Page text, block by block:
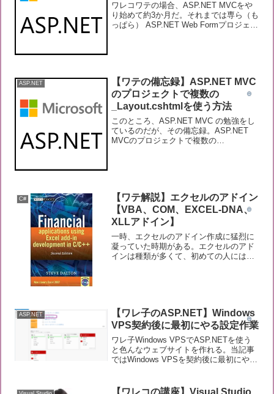
ワレコワテの場合、ASP.NET MVCをや
り始めて約3か月だ。それまでは専ら（も
っぱら） ASP.NET Web Formプロジェク
ASP.NET
【ワテの備忘録】ASP.NET MVC
のプロジェクトで複数の
_Layout.cshtmlを使う方法
このところ、ASP.NET MVC の勉強をし
ているのだが、その備忘録。ASP.NET
MVCのプロジェクトで複数の
C#
【ワテ解説】エクセルのアドイン
【VBA、COM、EXCEL-DNA、
XLLアドイン】
一時、エクセルのアドイン作成に猛烈に
凝っていた時期がある。エクセルのアド
インは種類が多くて、初めての人にはな
ASP.NET
【ワレ子のASP.NET】Windows
VPS契約後に最初にやる設定作業
ワレ子Windows VPSでASP.NETを使う
と色んなウェブサイトを作れる。当記事
ではWindows VPSを契約後に最初にやっ
Windows VPSを契約する時点では...